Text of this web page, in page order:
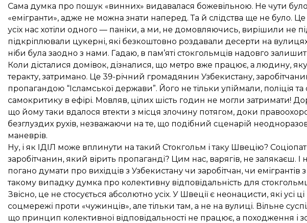
Сама думка про пошук «винних» видавалася божевільною. Не чути
«емігранти», адже не можна знати наперед. Та й слідства ще не було.
усіх нас хотіли одного — паніки, а ми, не домовляючись, вирішили не
підкріплювали цукерні, які безкоштовно роздавали десерти на
ніби була заодно з нами. Гадаю, в пам’яті стокгольмців надовго
Коли дісталися домівок, дізналися, що метро вже працює, а людину,
теракту, затримано. Це 39-річний громадянин Узбекистану,
пропагандою “Ісламської держави”. Його не тільки упіймали, поліція
самокритику в ефірі. Мовляв, цілих шість годин не могли затримати!
що йому таки вдалося втекти з місця злочину потягом, доки
безглуздих рухів, незважаючи на те, що подібний сценарій
маневрів.
Ну, і як ІДІЛ може вплинути на такий Стокгольм і таку Швецію?
заробітчанин, який вірить пропаганді? Цим нас, варягів, не залякаєш. І
погано думати про вихідців з Узбекистану чи заробітчан, чи емігрантів
такому випадку думка про колективну відповідальність для
Звісно, це не стосується абсолютно усіх. У Швеції є неонацисти, які усі
соцмережі проти «чужинців», але тільки там, а не на вулиці. Вільне
що принцип колективної відповідальності не працює, а походження і